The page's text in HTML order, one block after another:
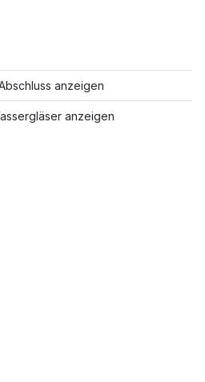
anzeigen
anzeigen